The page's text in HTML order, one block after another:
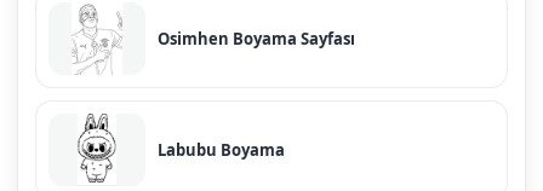
Osimhen Boyama Sayfası
Labubu Boyama